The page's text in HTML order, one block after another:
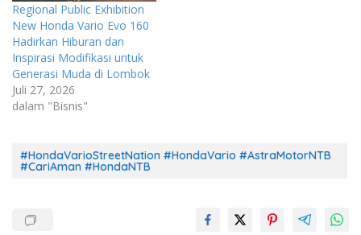
Regional Public Exhibition
New Honda Vario Evo 160
Hadirkan Hiburan dan
Inspirasi Modifikasi untuk
Generasi Muda di Lombok
Juli 27, 2026
dalam "Bisnis"
#HondaVarioStreetNation #HondaVario #AstraMotorNTB
#CariAman #HondaNTB